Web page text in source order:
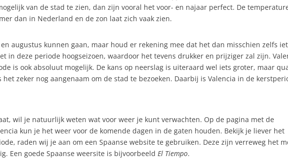
van de stad te zien, dan zijn vooral het voor- en najaar perfect. De
dan in Nederland en de zon laat zich vaak zien.
augustus kunnen gaan, maar houd er rekening mee dat het dan misschien zelfs
in deze periode hoogseizoen, waardoor het tevens drukker en prijziger zal zijn.
is ook absoluut mogelijk. De kans op neerslag is uiteraard wel iets groter, maar
zeker nog aangenaam om de stad te bezoeken. Daarbij is Valencia in de
wil je natuurlijk weten wat voor weer je kunt verwachten. Op de pagina met de
kun je het weer voor de komende dagen in de gaten houden. Bekijk je liever het
raden wij je aan om een Spaanse website te gebruiken. Deze zijn verreweg het
Een goede Spaanse weersite is bijvoorbeeld El Tiempo.